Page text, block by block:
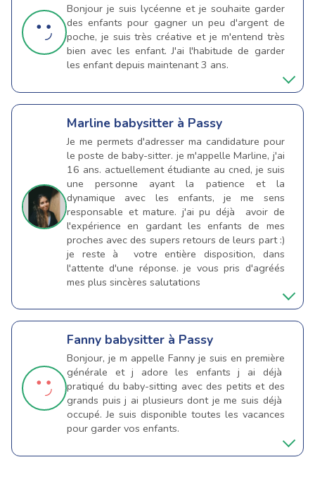
Bonjour je suis lycéenne et je souhaite garder
des enfants pour gagner un peu d'argent de
poche, je suis très créative et je m'entend très
bien avec les enfant. J'ai l'habitude de garder
les enfant depuis maintenant 3 ans.
Marline babysitter à Passy
Je me permets d'adresser ma candidature pour
le poste de baby-sitter. je m'appelle Marline, j'ai
16 ans. actuellement étudiante au cned, je suis
une personne ayant la patience et la
dynamique avec les enfants, je me sens
responsable et mature. j'ai pu déjà avoir de
l'expérience en gardant les enfants de mes
proches avec des supers retours de leurs part :)
je reste à votre entière disposition, dans
l'attente d'une réponse. je vous pris d'agréés
mes plus sincères salutations
Fanny babysitter à Passy
Bonjour, je m appelle Fanny je suis en première
générale et j adore les enfants j ai déjà
pratiqué du baby-sitting avec des petits et des
grands puis j ai plusieurs dont je me suis déjà
occupé. Je suis disponible toutes les vacances
pour garder vos enfants.